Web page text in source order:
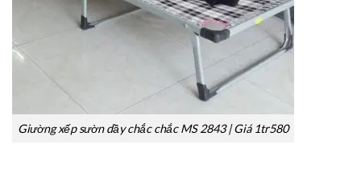
Giường xếp sườn dầy chắc chắc MS 2843 | Giá 1tr580